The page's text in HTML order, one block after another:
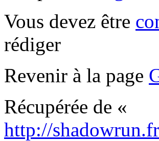
Vous devez être
rédiger
Revenir à la page
Récupérée de «
http://